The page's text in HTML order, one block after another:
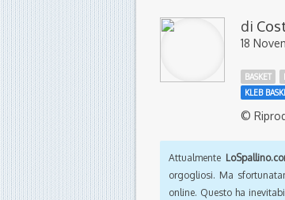
di
18
BASKET
KLEB
©
Attualmente
orgogliosi. Ma
online. Questo ha